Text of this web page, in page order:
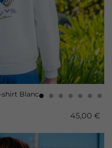
shirt Blanc
45,00 €